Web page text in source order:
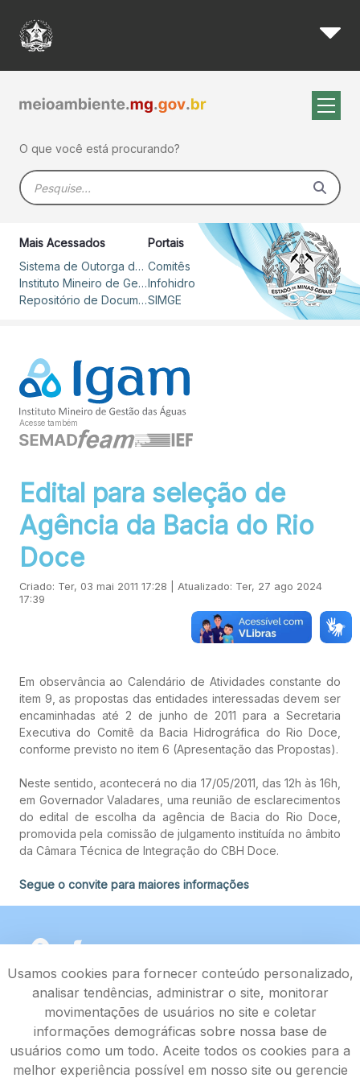
Pular para o Conteúdo principal
Edital para seleção de
O que você está procurando?
Barra de busca
Mais Acessados
Sistema de Outorga de Direito de Uso de Recursos Hídricos – SOUT
Instituto Mineiro de Gestão das Águas
Repositório de Documentos
Portais
Comitês
Infohidro
SIMGE
Acesse também
Edital para seleção de
Agência da Bacia do Rio
Doce
Criado: Ter, 03 mai 2011 17:28 | Atualizado: Ter, 27 ago 2024
17:39
Em observância ao Calendário de Atividades constante do
item 9, as propostas das entidades interessadas devem ser
encaminhadas até 2 de junho de 2011 para a Secretaria
Executiva do Comitê da Bacia Hidrográfica do Rio Doce,
conforme previsto no item 6 (Apresentação das Propostas).
Neste sentido, acontecerá no dia 17/05/2011, das 12h às 16h,
em Governador Valadares, uma reunião de esclarecimentos
do edital de escolha da agência de Bacia do Rio Doce,
promovida pela comissão de julgamento instituída no âmbito
da Câmara Técnica de Integração do CBH Doce.
Segue o convite para maiores informações
Usamos cookies para fornecer conteúdo personalizado,
analisar tendências, administrar o site, monitorar
movimentações de usuários no site e coletar
informações demográficas sobre nossa base de
usuários como um todo. Aceite todos os cookies para a
melhor experiência possível em nosso site ou gerencie